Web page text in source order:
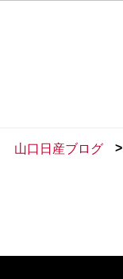
山口日産ブログ >